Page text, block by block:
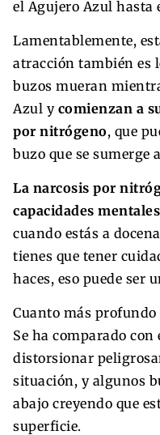
el Agujero Azul hasta
Lamentablemente,
atracción también es
buzos mueran
Azul ycomienzan a
por nitrógeno, que
buzo que se sumerge
La narcosis por
capacidades
cuando estás a
tienes que tener
haces, eso puede ser
Cuanto más profundo
Se ha comparado
distorsionar
situación, y algunos
abajo creyendo que
superficie.